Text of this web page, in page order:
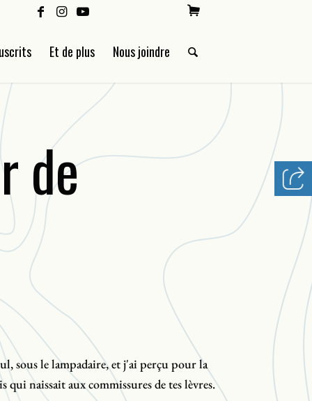
Et de plus Nous joindre
de
sous le lampadaire, et j'ai perçu pour la
naissait aux commissures de tes lèvres.